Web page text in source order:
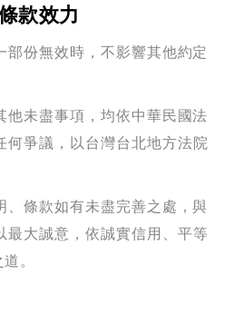
款效力
部份無效時，不影響其他約定
他未盡事項，均依中華民國法
何爭議，以台灣台北地方法院
、條款如有未盡完善之處，與
最大誠意，依誠實信用、平等
。